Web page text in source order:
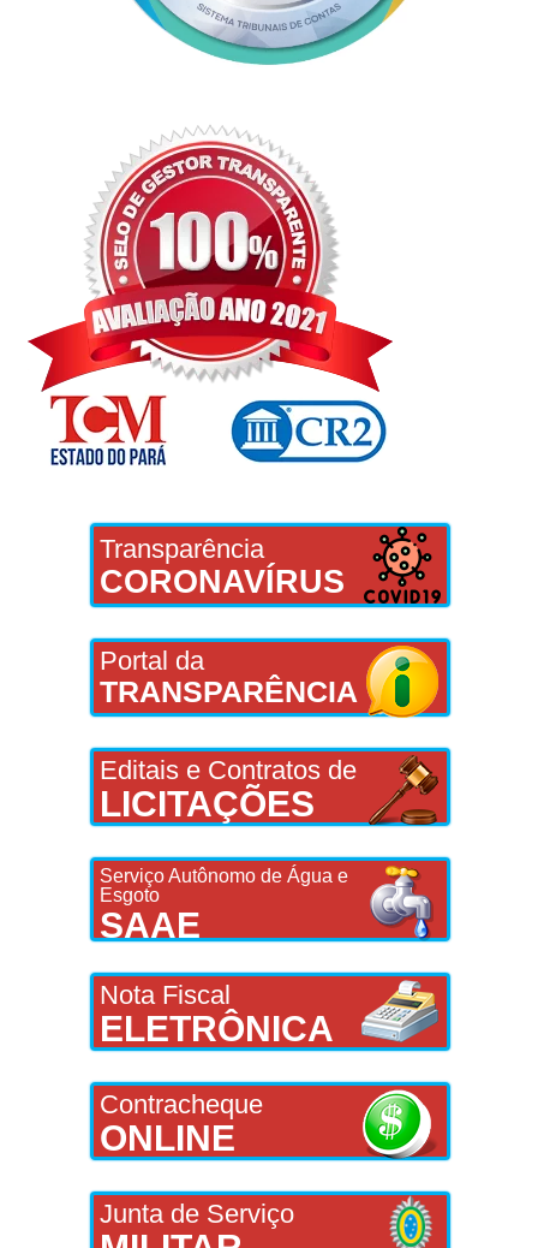
Transparência
CORONAVÍRUS
Portal da
TRANSPARÊNCIA
Editais e Contratos de
LICITAÇÕES
Serviço Autônomo de Água e
Esgoto
SAAE
Nota Fiscal
ELETRÔNICA
Contracheque
ONLINE
Junta de Serviço